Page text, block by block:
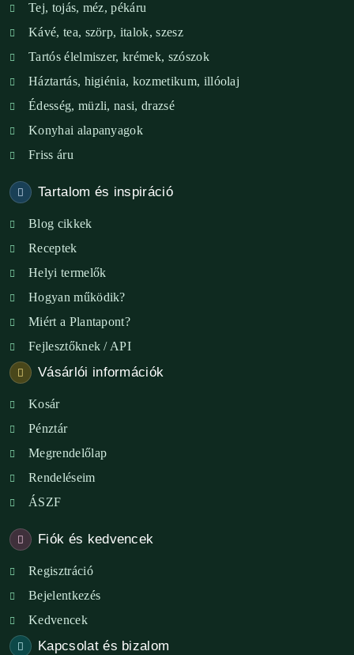
XI. ker. – Lemérem
XIX. ker. – Boldog Föld
XVIII. ker. – Eni Mag-ház
XXIII. ker. – Panelpék
Tej, tojás, méz, pékáru
Kávé, tea, szörp, italok, szesz
Tartós élelmiszer, krémek, szószok
Háztartás, higiénia, kozmetikum, illóolaj
Édesség, müzli, nasi, drazsé
Konyhai alapanyagok
Friss áru
Tartalom és inspiráció
Blog cikkek
Receptek
Helyi termelők
Hogyan működik?
Miért a Plantapont?
Fejlesztőknek / API
Vásárlói információk
Kosár
Pénztár
Megrendelőlap
Rendeléseim
ÁSZF
Fiók és kedvencek
Regisztráció
Bejelentkezés
Kedvencek
Kapcsolat és bizalom